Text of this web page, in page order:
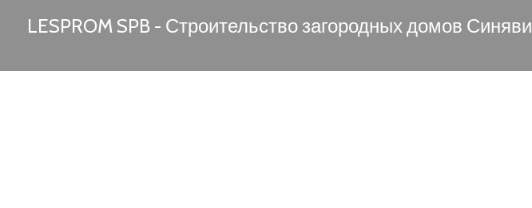
LESPROM SPB - Строительство загородных домов